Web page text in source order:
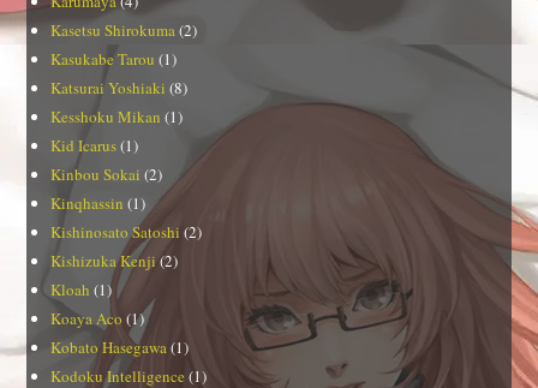
Kasetsu Shirokuma (2)
Kasukabe Tarou (1)
Katsurai Yoshiaki (8)
Kesshoku Mikan (1)
Kid Icarus(1)
Kinbou Sokai (2)
Kinqhassin (1)
Kishinosato Satoshi (2)
Kishizuka Kenji (2)
Kloah (1)
Koaya Aco (1)
Kobato Hasegawa (1)
Kodoku Intelligence(1)